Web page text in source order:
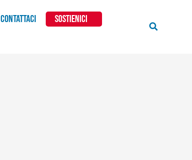
CONTATTACI
SOSTIENICI